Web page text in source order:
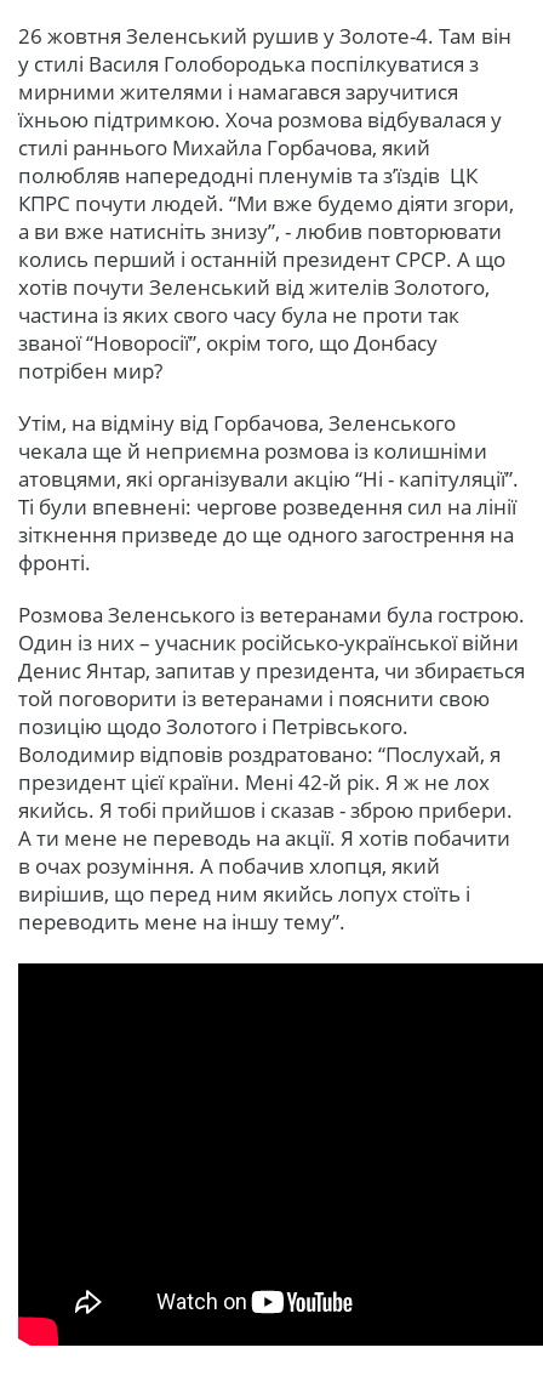
26 жовтня Зеленський рушив у Золоте-4. Там він
у стилі Василя Голобородька поспілкуватися з
мирними жителями і намагався заручитися
їхньою підтримкою. Хоча розмова відбувалася у
стилі раннього Михайла Горбачова, який
полюбляв напередодні пленумів та з’їздів ЦК
КПРС почути людей. “Ми вже будемо діяти згори,
а ви вже натисніть знизу”, - любив повторювати
колись перший і останній президент СРСР. А що
хотів почути Зеленський від жителів Золотого,
частина із яких свого часу була не проти так
званої “Новоросії”, окрім того, що Донбасу
потрібен мир?
Утім, на відміну від Горбачова, Зеленського
чекала ще й неприємна розмова із колишніми
атовцями, які організували акцію “Ні - капітуляції”.
Ті були впевнені: чергове розведення сил на лінії
зіткнення призведе до ще одного загострення на
фронті.
Розмова Зеленського із ветеранами була гострою.
Один із них – учасник російсько-української війни
Денис Янтар, запитав у президента, чи збирається
той поговорити із ветеранами і пояснити свою
позицію щодо Золотого і Петрівського.
Володимир відповів роздратовано: “Послухай, я
президент цієї країни. Мені 42-й рік. Я ж не лох
якийсь. Я тобі прийшов і сказав - зброю прибери.
А ти мене не переводь на акції. Я хотів побачити
в очах розуміння. А побачив хлопця, який
вирішив, що перед ним якийсь лопух стоїть і
переводить мене на іншу тему”.